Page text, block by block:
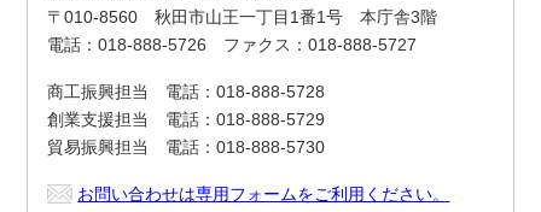
〒010-8560 秋田市山王一丁目1番1号 本庁舎3階
電話：018-888-5726 ファクス：018-888-5727
商工振興担当 電話：018-888-5728
創業支援担当 電話：018-888-5729
貿易振興担当 電話：018-888-5730
お問い合わせは専用フォームをご利用ください。